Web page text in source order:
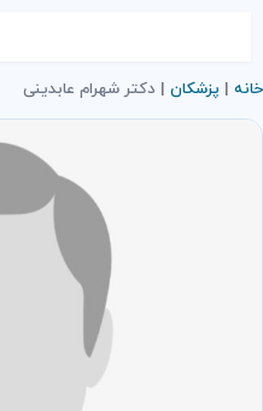
خانه | پزشکان | دکتر شهرام عابدینی